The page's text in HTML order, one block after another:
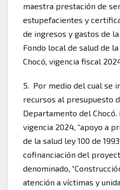
maestra prestación de
estupefacientes y
de ingresos y gastos de
Fondo local de salud de
Chocó, vigencia fiscal
5. ⁠ Por medio del cual se
recursos al presupuesto
Departamento del Chocó.
vigencia 2024, “apoyo a
de la salud ley 100 de
cofinanciación del
denominado,
atención a víctimas y